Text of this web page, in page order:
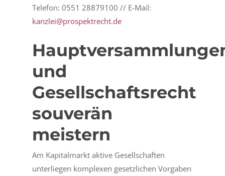
Telefon: 0551 28879100 // E-Mail:
kanzlei@prospektrecht.de
und
Gesellschaftsrecht
souverän
meistern
Am Kapitalmarkt aktive Gesellschaften
unterliegen komplexen gesetzlichen Vorgaben